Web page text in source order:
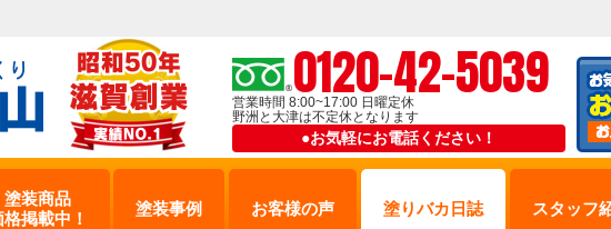
0120-42-5039
営業時間 8:00~17:00 日曜定休
野洲と大津は不定休となります
●お気軽にお電話ください！
塗装商品
格掲載中！
塗装事例 お客様の声 塗りバカ日誌 スタッフ